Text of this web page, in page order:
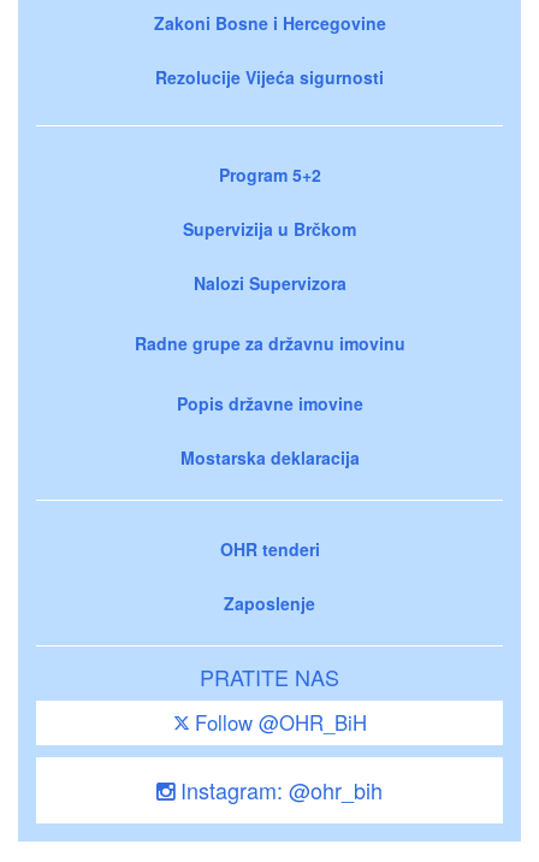
Zakoni Bosne i Hercegovine
Rezolucije Vijeća sigurnosti
Program 5+2
Supervizija u Brčkom
Nalozi Supervizora
Radne grupe za državnu imovinu
Popis državne imovine
Mostarska deklaracija
OHR tenderi
Zaposlenje
PRATITE NAS
Follow @OHR_BiH
Instagram: @ohr_bih